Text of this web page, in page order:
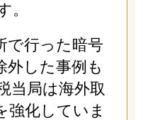
。
で行った暗号
外した事例も
当局は海外取
強化していま